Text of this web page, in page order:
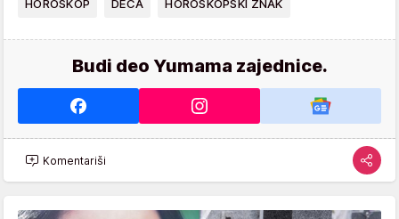
HOROSKOP DECA HOROSKOPSKI ZNAK
Budi deo Yumama zajednice.
Komentariši